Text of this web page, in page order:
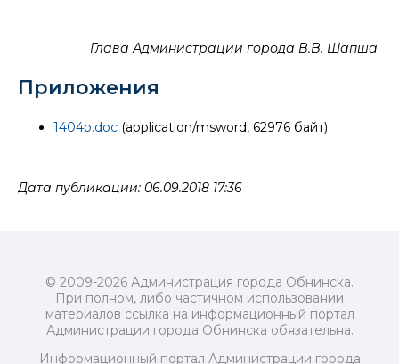
Глава Администрации города В.В. Шапша
Приложения
1404p.doc (application/msword, 62976 байт)
Дата публикации: 06.09.2018 17:36
© 2009-2026 Администрация города Обнинска.
При полном, либо частичном использовании
материалов ссылка на информационный портал
Администрации города Обнинска обязательна.
Информационный портал Администрации города